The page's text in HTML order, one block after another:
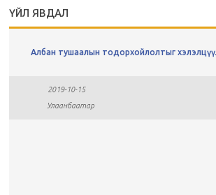
ҮЙЛ ЯВДАЛ
Албан тушаалын тодорхойлолтыг
2019-10-15
Улаанбаатар